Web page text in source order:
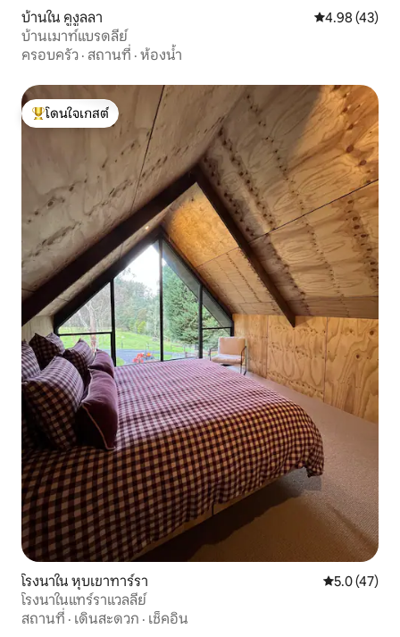
บ้านใน คูงูลลา คะแนนเฉลี่ย
4.98 (43)
บ้านเมาท์แบรดลีย์
ครอบครัว · สถานที่ · ห้องน้ำ
โดนใจเกสต์ที่สุด
โดนใจเกสต์
โรงนาใน หุบเขาทาร์รา คะแนนเฉลี่ย
5.0 (47)
โรงนาในแทร์ราแวลลีย์
สถานที่ · เดินสะดวก · เช็คอิน